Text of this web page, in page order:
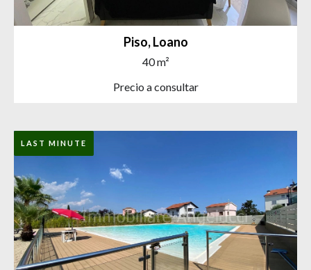
Piso, Loano
40 m²
Precio a consultar
LAST MINUTE